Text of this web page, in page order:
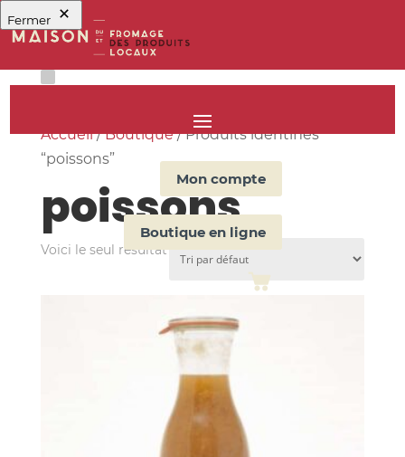
Mon compte
Boutique en ligne
Accueil/Boutique/ Produits identifiés
“poissons”
poissons
Voici le seul résultat
Fermer